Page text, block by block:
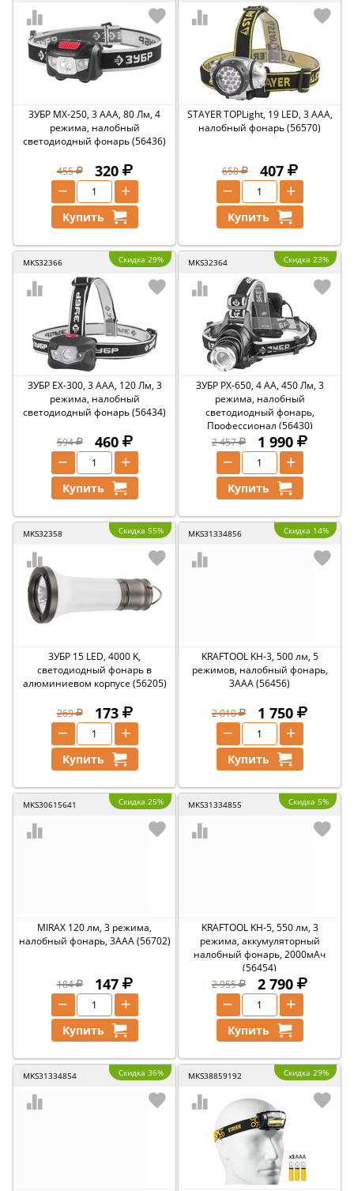
ЗУБР МХ-250, 3 AAA, 80 Лм, 4
режима, налобный
светодиодный фонарь (56436)
455 320
+
−
Купить
STAYER TOPLight, 19 LED, 3 AAA,
налобный фонарь (56570)
650 407
+
−
Купить
MKS32366 Скидка 29%
ЗУБР ЕХ-300, 3 AAA, 120 Лм, 3
режима, налобный
светодиодный фонарь (56434)
594 460
+
−
Купить
MKS32364 Скидка 23%
ЗУБР РХ-650, 4 AA, 450 Лм, 3
режима, налобный
светодиодный фонарь,
Профессионал (56430)
2 457
1 990
+
−
Купить
MKS32358 Скидка 55%
ЗУБР 15 LED, 4000 K,
светодиодный фонарь в
алюминиевом корпусе (56205)
269 173
+
−
Купить
MKS31334856 Скидка 14%
KRAFTOOL KH-3, 500 лм, 5
режимов, налобный фонарь,
3ААА (56456)
2 010 1 750
+
−
Купить
MKS30615641 Скидка 25%
MIRAX 120 лм, 3 режима,
налобный фонарь, 3ААА (56702)
184 147
+
−
Купить
MKS31334855 Скидка 5%
KRAFTOOL KH-5, 550 лм, 3
режима, аккумуляторный
налобный фонарь, 2000мАч
(56454)
2 955
2 790
+
−
Купить
MKS31334854 Скидка 36% MKS38859192 Скидка 29%